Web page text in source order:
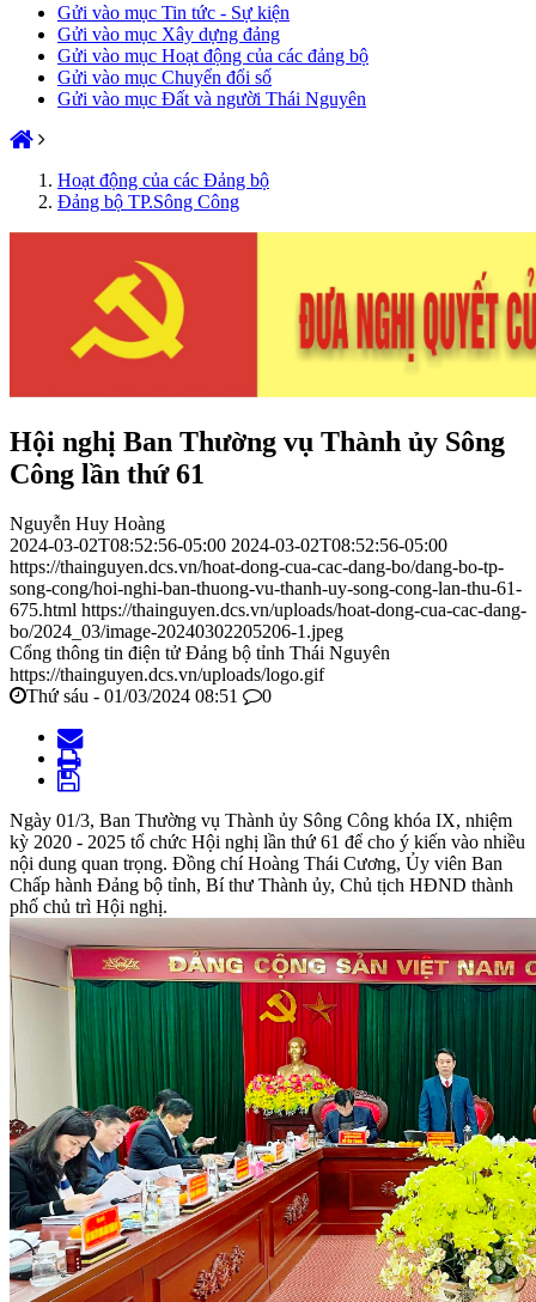
Gửi vào mục Tin tức - Sự kiện
Gửi vào mục Xây dựng đảng
Gửi vào mục Hoạt động của các đảng bộ
Gửi vào mục Chuyển đổi số
Gửi vào mục Đất và người Thái Nguyên
Hoạt động của các Đảng bộ
Đảng bộ TP.Sông Công
Hội nghị Ban Thường vụ Thành ủy Sông
Công lần thứ 61
Nguyễn Huy Hoàng
2024-03-02T08:52:56-05:00 2024-03-02T08:52:56-05:00
https://thainguyen.dcs.vn/hoat-dong-cua-cac-dang-bo/dang-bo-tp-
song-cong/hoi-nghi-ban-thuong-vu-thanh-uy-song-cong-lan-thu-61-
675.html https://thainguyen.dcs.vn/uploads/hoat-dong-cua-cac-dang-
bo/2024_03/image-20240302205206-1.jpeg
Cổng thông tin điện tử Đảng bộ tỉnh Thái Nguyên
https://thainguyen.dcs.vn/uploads/logo.gif
Thứ sáu - 01/03/2024 08:51
0
Ngày 01/3, Ban Thường vụ Thành ủy Sông Công khóa IX, nhiệm
kỳ 2020 - 2025 tổ chức Hội nghị lần thứ 61 để cho ý kiến vào nhiều
nội dung quan trọng. Đồng chí Hoàng Thái Cương, Ủy viên Ban
Chấp hành Đảng bộ tỉnh, Bí thư Thành ủy, Chủ tịch HĐND thành
phố chủ trì Hội nghị.